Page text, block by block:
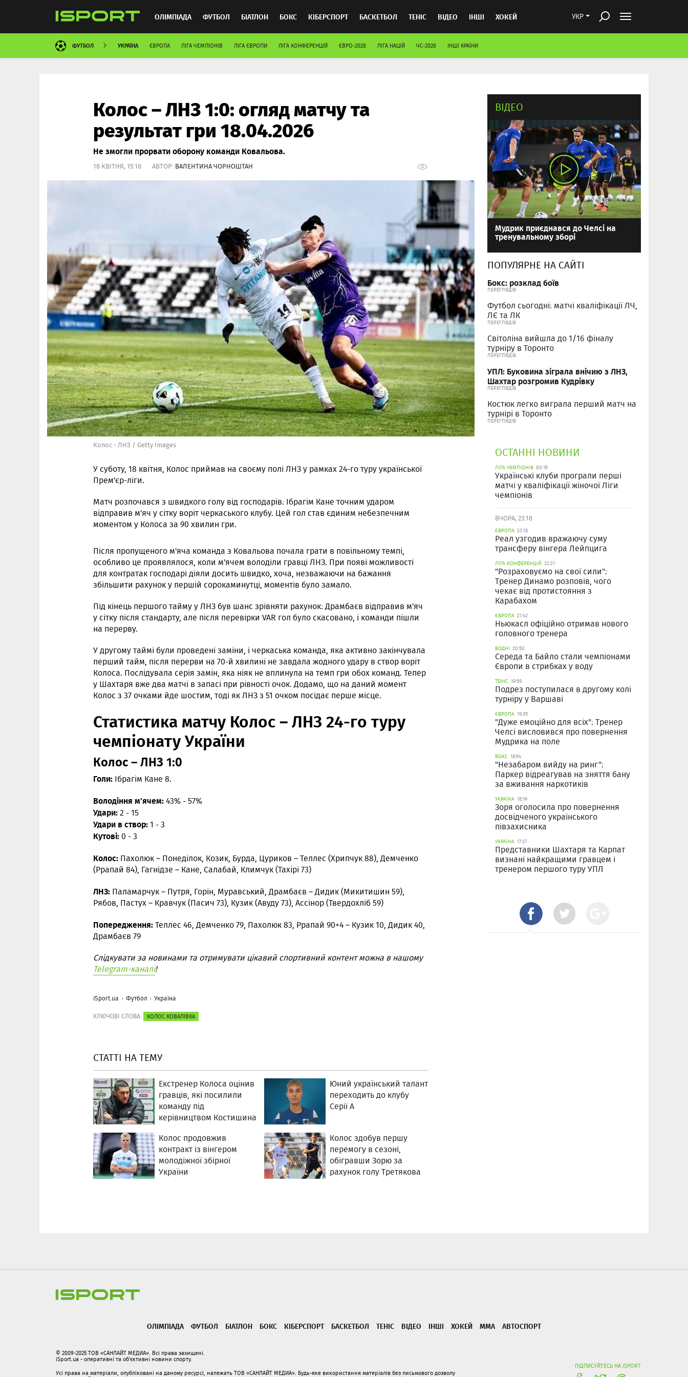
УКР
ОЛІМПІАДА ФУТБОЛ БІАТЛОН БОКС КІБЕРСПОРТ БАСКЕТБОЛ ТЕНІС ВІДЕО ІНШІ ХОКЕЙ
ММА АВТОСПОРТ
ФУТБОЛ УКРАЇНА ЄВРОПА ЛІГА ЧЕМПІОНІВ ЛІГА ЄВРОПИ ЛІГА КОНФЕРЕНЦІЙ ЄВРО-2028 ЛІГА НАЦІЙ ЧС-2026 ІНШІ КРАЇНИ
Колос – ЛНЗ 1:0: огляд матчу та
результат гри 18.04.2026
Не змогли прорвати оборону команди Ковальова.
18 КВІТНЯ, 15:18 АВТОР: ВАЛЕНТИНА ЧОРНОШТАН
Колос - ЛНЗ / Getty Images
У суботу, 18 квітня, Колос приймав на своєму полі ЛНЗ у рамках 24-го туру української
Прем'єр-ліги.
Матч розпочався з швидкого голу від господарів: Ібрагім Кане точним ударом
відправив м'яч у сітку воріт черкаського клубу. Цей гол став єдиним небезпечним
моментом у Колоса за 90 хвилин гри.
Після пропущеного м'яча команда з Ковальова почала грати в повільному темпі,
особливо це проявлялося, коли м'ячем володіли гравці ЛНЗ. При появі можливості
для контратак господарі діяли досить швидко, хоча, незважаючи на бажання
збільшити рахунок у першій сорокаминутці, моментів було замало.
Під кінець першого тайму у ЛНЗ був шанс зрівняти рахунок: Драмбаєв відправив м'яч
у сітку після стандарту, але після перевірки VAR гол було скасовано, і команди пішли
на перерву.
У другому таймі були проведені заміни, і черкаська команда, яка активно закінчувала
перший тайм, після перерви на 70-й хвилині не завдала жодного удару в створ воріт
Колоса. Послідувала серія замін, яка ніяк не вплинула на темп гри обох команд. Тепер
у Шахтаря вже два матчі в запасі при рівності очок. Додамо, що на даний момент
Колос з 37 очками йде шостим, тоді як ЛНЗ з 51 очком посідає перше місце.
Статистика матчу Колос – ЛНЗ 24-го туру
чемпіонату України
Колос – ЛНЗ 1:0
Голи: Ібрагім Кане 8.
Володіння м'ячем:43% - 57%
Удари:2 - 15
Удари в створ:1 - 3
Кутові: 0 - 3
Колос: Пахолюк – Понеділок, Козик, Бурда, Цуриков – Теллес (Хрипчук 88), Демченко
(Ррапай 84), Гагнідзе – Кане, Салабай, Климчук (Тахірі 73)
ЛНЗ: Паламарчук – Путря, Горін, Муравський, Драмбаєв – Дидик (Микитишин 59),
Рябов, Пастух – Кравчук (Пасич 73), Кузик (Авуду 73), Ассінор (Твердохліб 59)
Попередження:Теллес 46, Демченко 79, Пахолюк 83, Ррапай 90+4 – Кузик 10, Дидик 40,
Драмбаєв 79
Слідкувати за новинами та отримувати цікавий спортивний контент можна в нашому
Telegram-каналі!
iSport.ua Футбол Україна
КЛЮЧОВІ СЛОВА: КОЛОС КОВАЛІВКА
СТАТТІ НА ТЕМУ
Екстренер Колоса оцінив
гравців, які посилили
команду під
керівництвом Костишина
Юний український талант
переходить до клубу
Серії А
Колос продовжив
контракт із вінгером
молодіжної збірної
України
Колос здобув першу
перемогу в сезоні,
обігравши Зорю за
рахунок голу Третякова
ВІДЕО
Мудрик приєднався до Челсі на
тренувальному зборі
ПОПУЛЯРНЕ НА САЙТІ
Бокс: розклад боїв
ПЕРЕГЛЯДІВ
Футбол сьогодні: матчі кваліфікації ЛЧ,
ЛЄ та ЛК
ПЕРЕГЛЯДІВ
Світоліна вийшла до 1/16 фіналу
турніру в Торонто
ПЕРЕГЛЯДІВ
УПЛ: Буковина зіграла внічию з ЛНЗ,
Шахтар розгромив Кудрівку
ПЕРЕГЛЯДІВ
Костюк легко виграла перший матч на
турнірі в Торонто
ПЕРЕГЛЯДІВ
ОСТАННІ НОВИНИ
ЛІГА ЧЕМПІОНІВ 00:15
Українські клуби програли перші
матчі у кваліфікації жіночої Ліги
чемпіонів
ВЧОРА, 23:18
ЄВРОПА 23:18
Реал узгодив вражаючу суму
трансферу вінгера Лейпцига
ЛІГА КОНФЕРЕНЦІЙ 22:21
"Розраховуємо на свої сили":
Тренер Динамо розповів, чого
чекає від протистояння з
Карабахом
ЄВРОПА 21:42
Ньюкасл офіційно отримав нового
головного тренера
ВОДНІ 20:50
Середа та Байло стали чемпіонами
Європи в стрибках у воду
ТЕНІС 19:59
Подрез поступилася в другому колі
турніру у Варшаві
ЄВРОПА 19:35
"Дуже емоційно для всіх": Тренер
Челсі висловився про повернення
Мудрика на поле
БОКС 18:54
"Незабаром вийду на ринг":
Паркер відреагував на зняття бану
за вживання наркотиків
УКРАЇНА 18:19
Зоря оголосила про повернення
досвідченого українського
півзахисника
УКРАЇНА 17:37
Представники Шахтаря та Карпат
визнані найкращими гравцем і
тренером першого туру УПЛ
ОЛІМПІАДА ФУТБОЛ БІАТЛОН БОКС КІБЕРСПОРТ БАСКЕТБОЛ ТЕНІС ВІДЕО ІНШІ ХОКЕЙ ММА АВТОСПОРТ
ПІДПИСУЙТЕСЬ НА ISPORT
© 2009-2025 ТОВ «САНЛАЙТ МЕДИА». Всі права захищені.
iSport.ua - оперативні та об'єктивні новини спорту.
Усі права на матеріали, опубліковані на даному ресурсі, належать ТОВ «САНЛАЙТ МЕДИА». Будь-яке використання матеріалів без письмового дозволу